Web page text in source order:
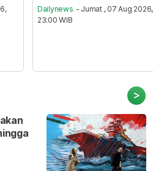
Dailynews - Jumat , 07 Aug 2026,
23:00 WIB
>